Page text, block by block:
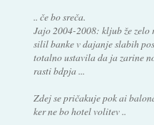
.. če bo sreča.
Jajo 2004-2008: kljub že zelo
silil banke v dajanje slabih
totalno ustavila da ja zarine
rasti bdpja ...
Zdej se pričakuje pok ai
ker ne bo hotel volitev ..